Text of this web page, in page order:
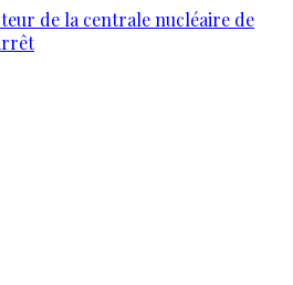
de la centrale nucléaire de